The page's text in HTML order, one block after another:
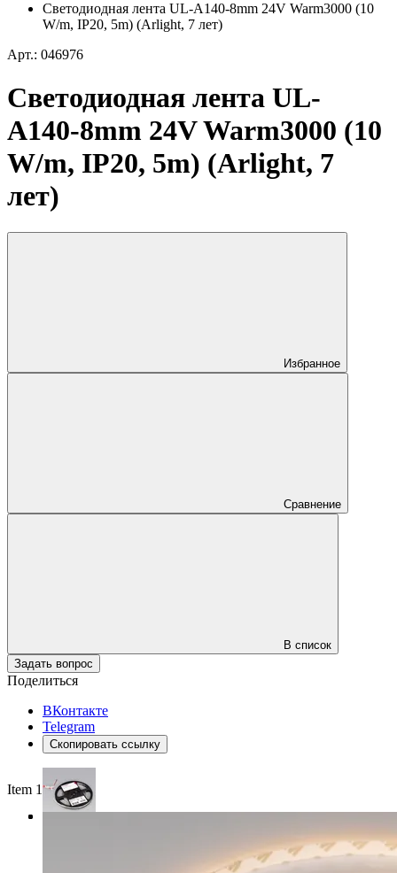
Светодиодная лента UL-A140-8mm 24V Warm3000 (10
W/m, IP20, 5m) (Arlight, 7 лет)
Арт.: 046976
Светодиодная лента UL-
A140-8mm 24V Warm3000 (10
W/m, IP20, 5m) (Arlight, 7
лет)
Избранное
Сравнение
В список
Задать вопрос
Поделиться
ВКонтакте
Telegram
Скопировать ссылку
Item 1 of 3